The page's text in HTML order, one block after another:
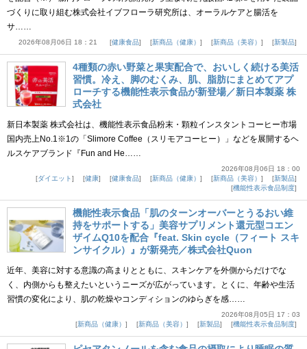
づくりに取り組む株式会社イブフローラ研究所は、オーラルケアと腸活を
サ……
2026年08月06日 18：21 健康食品 新商品（健康） 新商品（美容） 新製品
4種類の赤い野菜と果実配合で、おいしく続ける美活
習慣。冷え、脚のむくみ、肌、脂肪にまとめてアプ
ローチする機能性表示食品が新登場／新日本製薬 株
式会社
新日本製薬 株式会社は、機能性表示食品粉末・顆粒インスタントコーヒー市場
国内売上No.1※1の「Slimore Coffee（スリモアコーヒー）」などを展開するヘ
ルスケアブランド『Fun and He……
2026年08月06日 18：00
ダイエット
健康 健康食品 新商品（健康） 新商品（美容）
新製品
機能性表示食品制度
機能性表示食品「肌のターンオーバーとうるおい維
持をサポートする」美容サプリメント還元型コエン
ザイムQ10を配合『feat. Skin cycle（フィート スキ
ンサイクル）』が新発売／株式会社Quon
近年、美容に対する意識の高まりとともに、スキンケアを外側からだけでな
く、内側からも整えたいというニーズが広がっています。とくに、年齢や生活
習慣の変化により、肌の乾燥やコンディションのゆらぎを感……
2026年08月05日 17：03
新商品（健康）
新商品（美容） 新製品 機能性表示食品制度